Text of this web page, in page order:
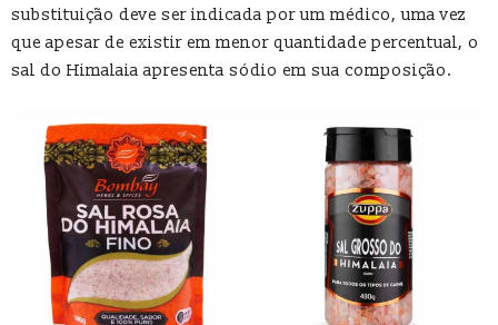
substituição deve ser indicada por um médico, uma vez
que apesar de existir em menor quantidade percentual, o
sal do Himalaia apresenta sódio em sua composição.